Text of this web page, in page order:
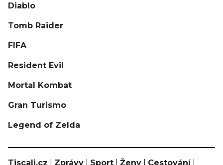
Diablo
Tomb Raider
FIFA
Resident Evil
Mortal Kombat
Gran Turismo
Legend of Zelda
Tiscali.cz Zprávy Sport Ženy Cestování|